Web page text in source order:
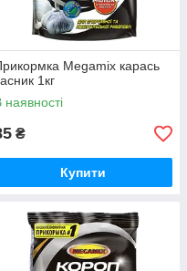
Megamix карась
1кг
наявності
₴
Купити